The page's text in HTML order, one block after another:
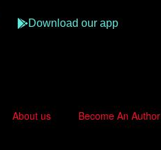
Download our app
About us Become An Author